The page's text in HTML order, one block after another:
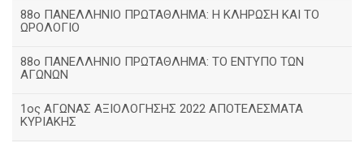
88ο ΠΑΝΕΛΛΗΝΙΟ ΠΡΩΤΑΘΛΗΜΑ: Η ΚΛΗΡΩΣΗ ΚΑΙ ΤΟ
ΩΡΟΛΟΓΙΟ
88ο ΠΑΝΕΛΛΗΝΙΟ ΠΡΩΤΑΘΛΗΜΑ: ΤΟ ΕΝΤΥΠΟ ΤΩΝ
ΑΓΩΝΩΝ
1ος ΑΓΩΝΑΣ ΑΞΙΟΛΟΓΗΣΗΣ 2022 ΑΠΟΤΕΛΕΣΜΑΤΑ
ΚΥΡΙΑΚΗΣ